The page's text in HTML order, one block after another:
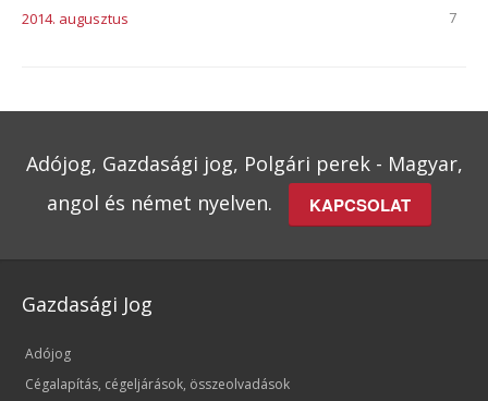
2014. augusztus
7
Adójog, Gazdasági jog, Polgári perek - Magyar,
angol és német nyelven.
KAPCSOLAT
Gazdasági Jog
Adójog
Cégalapítás, cégeljárások, összeolvadások